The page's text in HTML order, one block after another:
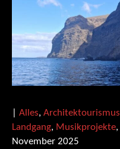
Alles, Architektourismus
Landgang, Musikprojekte,
November 2025